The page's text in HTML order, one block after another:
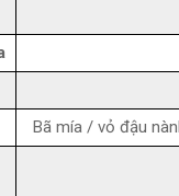
Bã mía / vỏ đậu